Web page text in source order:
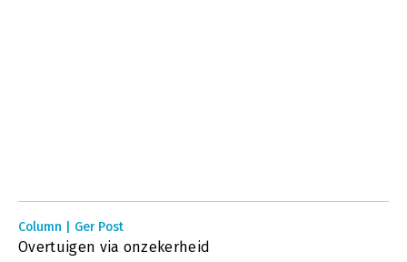
Column | Ger Post
Overtuigen via onzekerheid